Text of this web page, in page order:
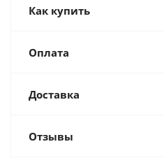
Как купить
Оплата
Доставка
Отзывы